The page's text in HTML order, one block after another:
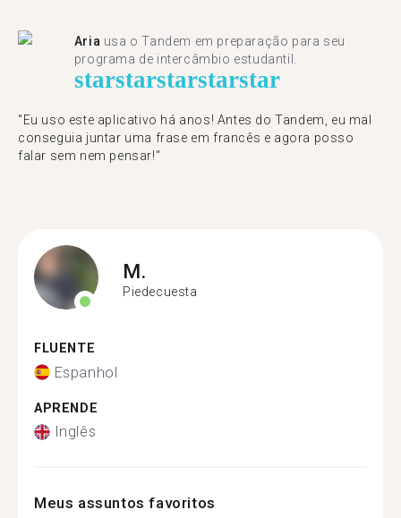
Aria usa o Tandem em preparação para seu
programa de intercâmbio estudantil.
starstarstarstarstar
"​​Eu uso este aplicativo há anos! Antes do Tandem, eu mal
conseguia juntar uma frase em francês e agora posso
falar sem nem pensar!"
M.
Piedecuesta
FLUENTE
Espanhol
APRENDE
Inglês
Meus assuntos favoritos